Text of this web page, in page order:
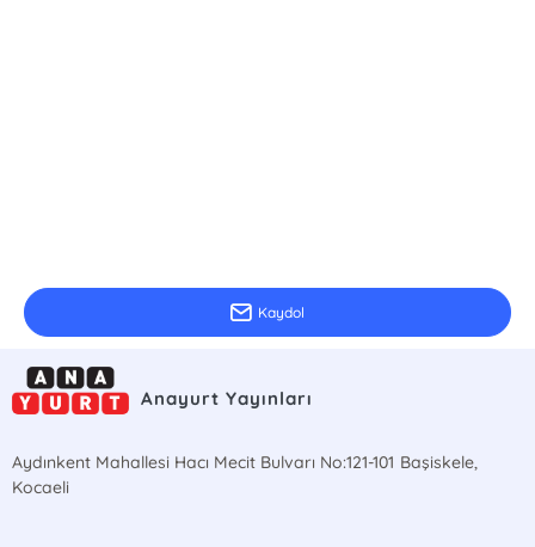
Kaydol
Anayurt Yayınları
Aydınkent Mahallesi Hacı Mecit Bulvarı No:121-101 Başiskele,
Kocaeli